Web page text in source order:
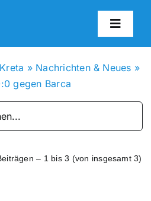
Kreta » Nachrichten & Neues »
gegen Barca
– 1 bis 3 (von insgesamt 3)